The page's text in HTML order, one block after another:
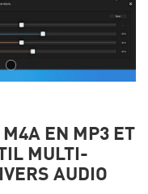
EN MP3 ET
MULTI-
AUDIO